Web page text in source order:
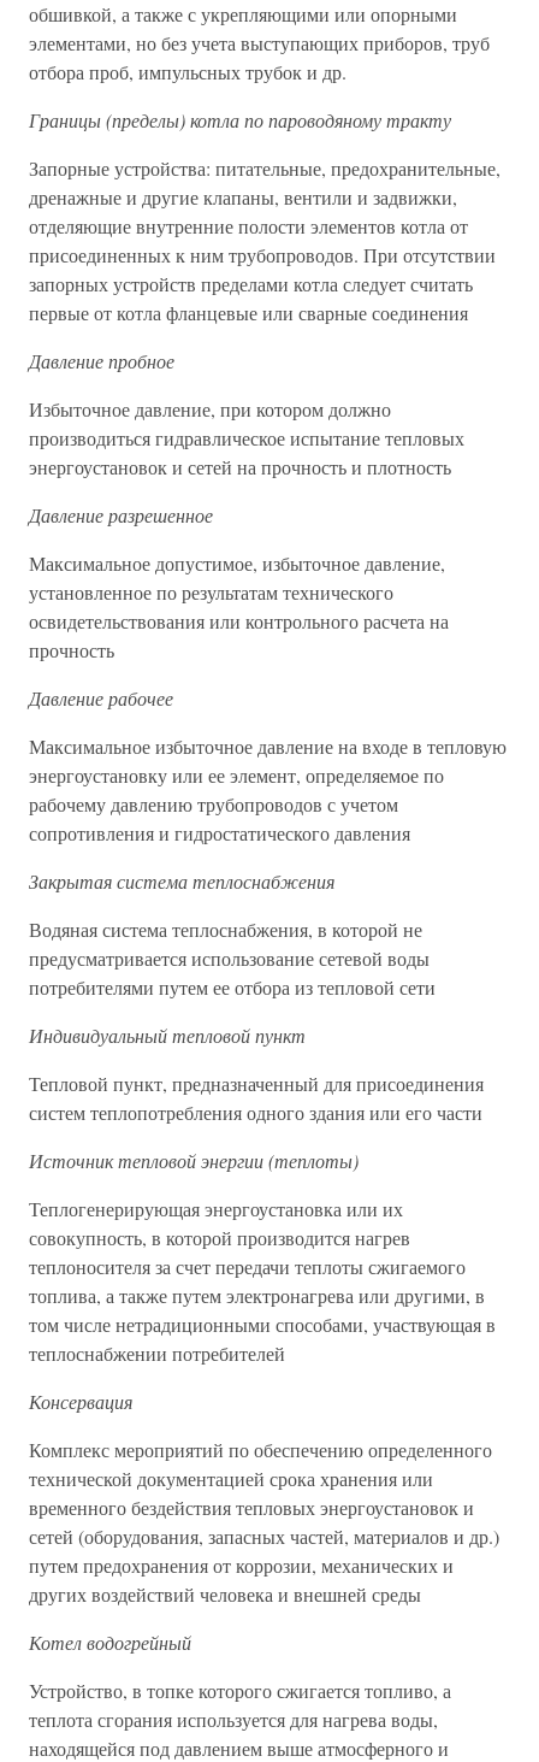
обшивкой, а также с укрепляющими или опорными
элементами, но без учета выступающих приборов, труб
отбора проб, импульсных трубок и др.
Границы (пределы) котла по пароводяному тракту
Запорные устройства: питательные, предохранительные,
дренажные и другие клапаны, вентили и задвижки,
отделяющие внутренние полости элементов котла от
присоединенных к ним трубопроводов. При отсутствии
запорных устройств пределами котла следует считать
первые от котла фланцевые или сварные соединения
Давление пробное
Избыточное давление, при котором должно
производиться гидравлическое испытание тепловых
энергоустановок и сетей на прочность и плотность
Давление разрешенное
Максимальное допустимое, избыточное давление,
установленное по результатам технического
освидетельствования или контрольного расчета на
прочность
Давление рабочее
Максимальное избыточное давление на входе в тепловую
энергоустановку или ее элемент, определяемое по
рабочему давлению трубопроводов с учетом
сопротивления и гидростатического давления
Закрытая система теплоснабжения
Водяная система теплоснабжения, в которой не
предусматривается использование сетевой воды
потребителями путем ее отбора из тепловой сети
Индивидуальный тепловой пункт
Тепловой пункт, предназначенный для присоединения
систем теплопотребления одного здания или его части
Источник тепловой энергии (теплоты)
Теплогенерирующая энергоустановка или их
совокупность, в которой производится нагрев
теплоносителя за счет передачи теплоты сжигаемого
топлива, а также путем электронагрева или другими, в
том числе нетрадиционными способами, участвующая в
теплоснабжении потребителей
Консервация
Комплекс мероприятий по обеспечению определенного
технической документацией срока хранения или
временного бездействия тепловых энергоустановок и
сетей (оборудования, запасных частей, материалов и др.)
путем предохранения от коррозии, механических и
других воздействий человека и внешней среды
Котел водогрейный
Устройство, в топке которого сжигается топливо, а
теплота сгорания используется для нагрева воды,
находящейся под давлением выше атмосферного и